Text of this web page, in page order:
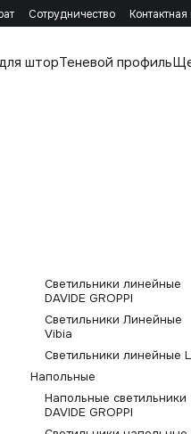
Сотрудничество
шторТеневой профиль
Светильники линейные
DAVIDE GROPPI
Светильники Линейные
Vibia
Светильники линейные
Напольные
Напольные светильники
DAVIDE GROPPI